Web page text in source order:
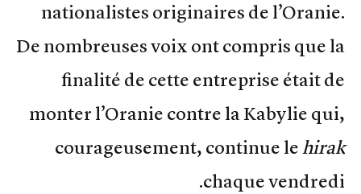
nationalistes originaires de l’Oranie.
De nombreuses voix ont compris que la
finalité de cette entreprise était de
monter l’Oranie contre la Kabylie qui,
courageusement, continue lehirak
chaque vendredi.